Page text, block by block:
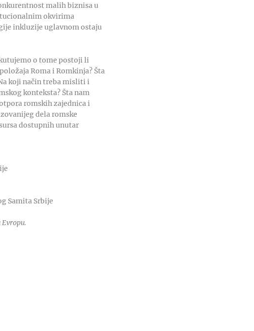
malih biznisa u
okvirima
inkluzije uglavnom ostaju
o tome postoji li
Roma i Romkinja? Šta
koji način treba misliti i
konteksta? Šta nam
romskih zajednica i
dela romske
dostupnih unutar
Samita Srbije